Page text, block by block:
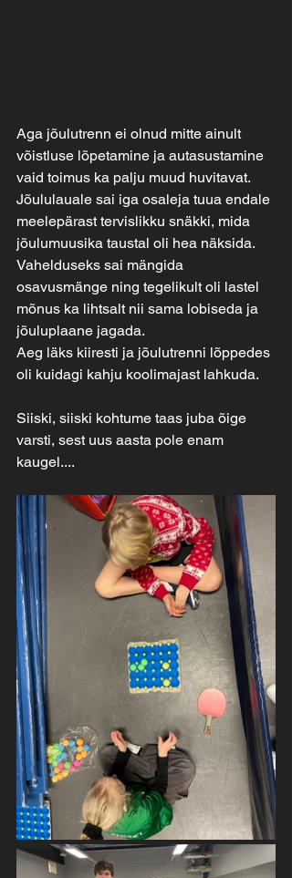
Aga jõulutrenn ei olnud mitte ainult
võistluse lõpetamine ja autasustamine
vaid toimus ka palju muud huvitavat.
Jõululauale sai iga osaleja tuua endale
meelepärast tervislikku snäkki, mida
jõulumuusika taustal oli hea näksida.
Vahelduseks sai mängida
osavusmänge ning tegelikult oli lastel
mõnus ka lihtsalt nii sama lobiseda ja
jõuluplaane jagada.
Aeg läks kiiresti ja jõulutrenni lõppedes
oli kuidagi kahju koolimajast lahkuda.
Siiski, siiski kohtume taas juba õige
varsti, sest uus aasta pole enam
kaugel....